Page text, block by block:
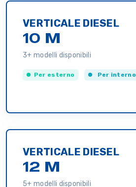
VERTICALE DIESEL
10 M
3+ modelli disponibili
Per esterno Per interno
VERTICALE DIESEL
12 M
5+ modelli disponibili